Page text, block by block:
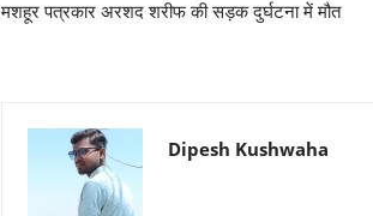
मशहूर पत्रकार अरशद शरीफ की सड़क दुर्घटना में मौत
Dipesh Kushwaha